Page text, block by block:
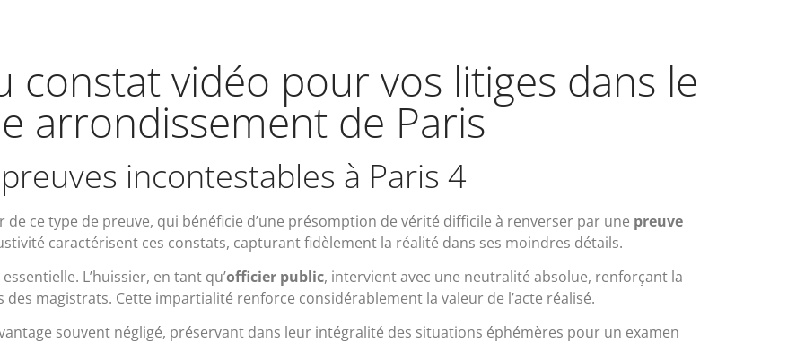
constat vidéo pour vos litiges dans le
arrondissement de Paris
incontestables à Paris 4
ce type de preuve, qui bénéficie d’une présomption de vérité difficile à renverser par une preuve
caractérisent ces constats, capturant fidèlement la réalité dans ses moindres détails.
L’huissier, en tant qu’officier public, intervient avec une neutralité absolue, renforçant la
magistrats. Cette impartialité renforce considérablement la valeur de l’acte réalisé.
souvent négligé, préservant dans leur intégralité des situations éphémères pour un examen